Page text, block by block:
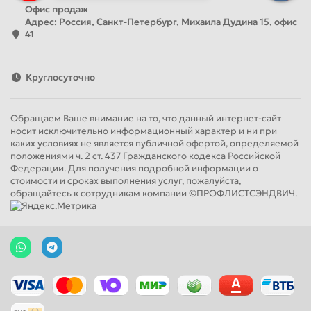
Офис продаж
Адрес: Россия, Санкт-Петербург, Михаила Дудина 15, офис
41
Круглосуточно
Обращаем Ваше внимание на то, что данный интернет-сайт
носит исключительно информационный характер и ни при
каких условиях не является публичной офертой, определяемой
положениями ч. 2 ст. 437 Гражданского кодекса Российской
Федерации. Для получения подробной информации о
стоимости и сроках выполнения услуг, пожалуйста,
обращайтесь к сотрудникам компании ©ПРОФЛИСТСЭНДВИЧ.